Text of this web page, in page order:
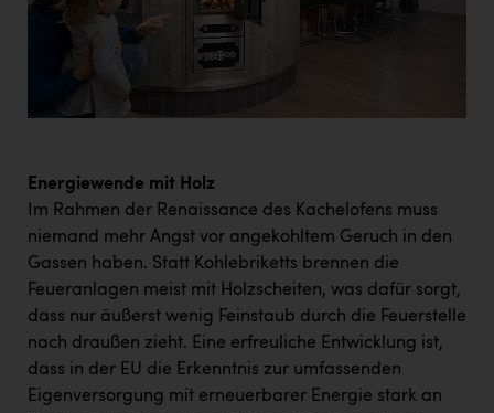
Energiewende mit Holz
Im Rahmen der Renaissance des Kachelofens muss
niemand mehr Angst vor angekohltem Geruch in den
Gassen haben. Statt Kohlebriketts brennen die
Feueranlagen meist mit Holzscheiten, was dafür sorgt,
dass nur äußerst wenig Feinstaub durch die Feuerstelle
nach draußen zieht. Eine erfreuliche Entwicklung ist,
dass in der EU die Erkenntnis zur umfassenden
Eigenversorgung mit erneuerbarer Energie stark an